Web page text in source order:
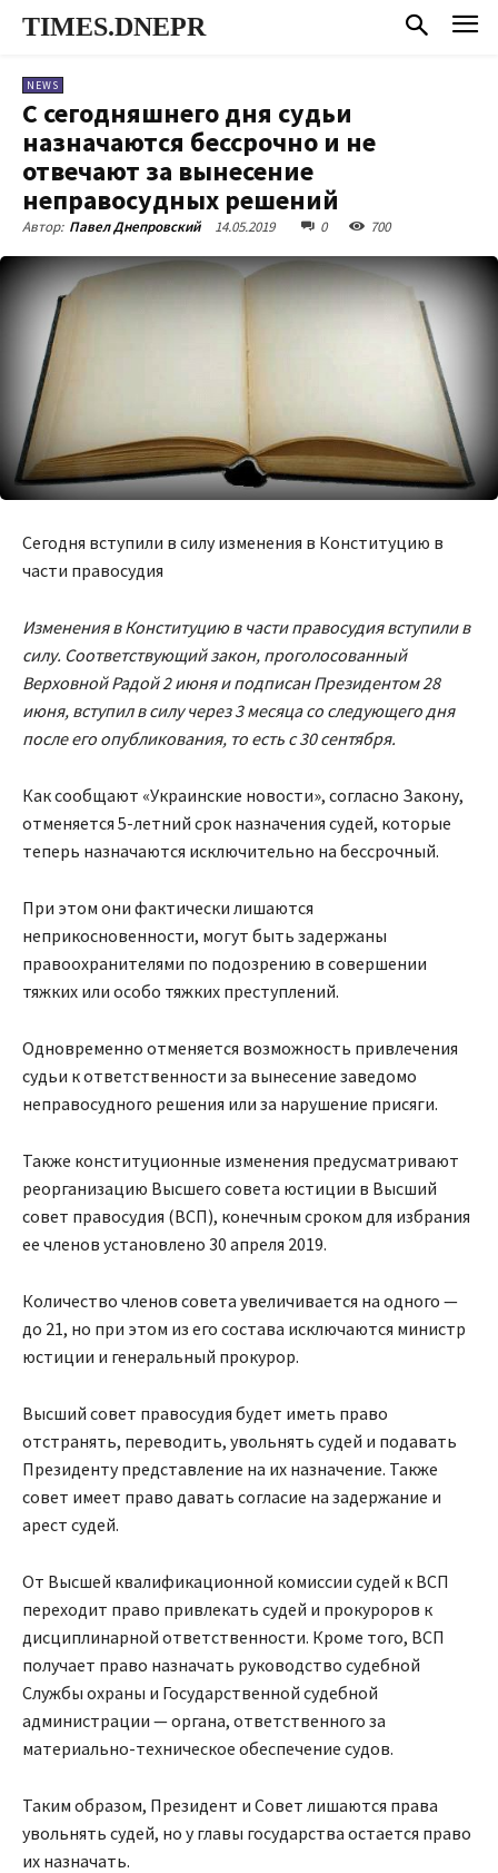
TIMES.DNEPR
NEWS
С сегодняшнего дня судьи
назначаются бессрочно и не
отвечают за вынесение
неправосудных решений
Автор: Павел Днепровский 14.05.2019 0 700
Сегодня вступили в силу изменения в Конституцию в
части правосудия
Изменения в Конституцию в части правосудия вступили в
силу. Соответствующий закон, проголосованный
Верховной Радой 2 июня и подписан Президентом 28
июня, вступил в силу через 3 месяца со следующего дня
после его опубликования, то есть с 30 сентября.
Как сообщают «Украинские новости», согласно Закону,
отменяется 5-летний срок назначения судей, которые
теперь назначаются исключительно на бессрочный.
При этом они фактически лишаются
неприкосновенности, могут быть задержаны
правоохранителями по подозрению в совершении
тяжких или особо тяжких преступлений.
Одновременно отменяется возможность привлечения
судьи к ответственности за вынесение заведомо
неправосудного решения или за нарушение присяги.
Также конституционные изменения предусматривают
реорганизацию Высшего совета юстиции в Высший
совет правосудия (ВСП), конечным сроком для избрания
ее членов установлено 30 апреля 2019.
Количество членов совета увеличивается на одного —
до 21, но при этом из его состава исключаются министр
юстиции и генеральный прокурор.
Высший совет правосудия будет иметь право
отстранять, переводить, увольнять судей и подавать
Президенту представление на их назначение. Также
совет имеет право давать согласие на задержание и
арест судей.
От Высшей квалификационной комиссии судей к ВСП
переходит право привлекать судей и прокуроров к
дисциплинарной ответственности. Кроме того, ВСП
получает право назначать руководство судебной
Службы охраны и Государственной судебной
администрации — органа, ответственного за
материально-техническое обеспечение судов.
Таким образом, Президент и Совет лишаются права
увольнять судей, но у главы государства остается право
их назначать.